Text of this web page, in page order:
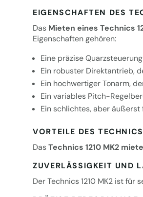
EIGENSCHAFTEN DES
Das Mieten eines Technics
Eigenschaften gehören:
Eine präzise
Ein robuster Direktantrieb,
Ein hochwertiger Tonarm,
Ein variables Pitch-
Ein schlichtes, aber
VORTEILE DES
DasTechnics 1210 MK2
ZUVERLÄSSIGKEIT UND
Der Technics 1210 MK2 ist